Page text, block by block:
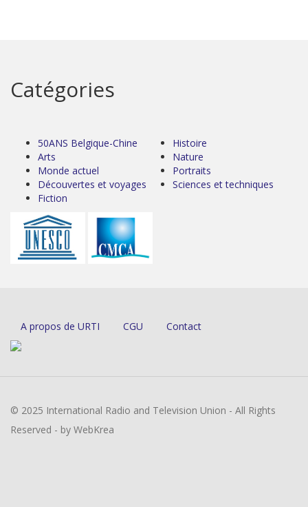
Catégories
50ANS Belgique-Chine
Arts
Monde actuel
Découvertes et voyages
Fiction
Histoire
Nature
Portraits
Sciences et techniques
A propos de URTI CGU Contact
© 2025 International Radio and Television Union - All Rights
Reserved - by WebKrea